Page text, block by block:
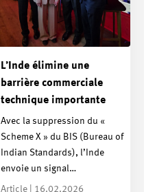
L’Inde élimine une
barrière commerciale
technique importante
Avec la suppression du «
Scheme X » du BIS (Bureau of
Indian Standards), l’Inde
envoie un signal…
Article | 16.02.2026